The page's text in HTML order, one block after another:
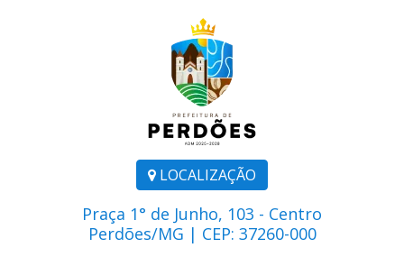
LOCALIZAÇÃO
Praça 1° de Junho, 103 - Centro
Perdões/MG | CEP: 37260-000